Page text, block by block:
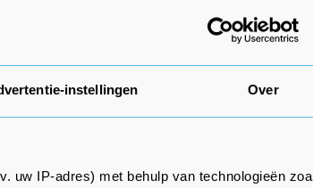
instellingen Over
uw IP-adres) met behulp van technologieën